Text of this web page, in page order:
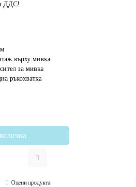
ДДС!
върху мивка
за мивка
ръкохватка
Оцени продукта